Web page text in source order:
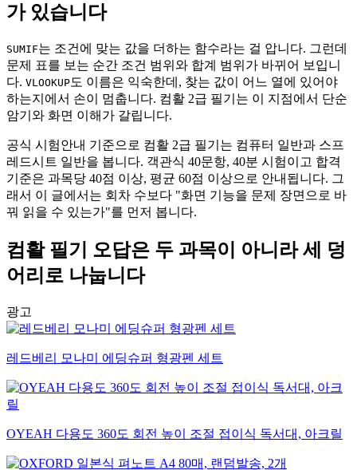
가 있습니다
SUMIF는 조건에 맞는 값을 더하는 함수라는 걸 압니다. 그런데
문제 표를 보는 순간 조건 범위와 합계 범위가 바뀌어 보입니
다. VLOOKUP도 이름은 익숙한데, 찾는 값이 어느 열에 있어야
하는지에서 손이 멈춥니다. 컴활 2급 필기는 이 지점에서 단순
암기와 화면 이해가 갈립니다.
공식 시험안내 기준으로 컴활 2급 필기는 컴퓨터 일반과 스프
레드시트 일반을 봅니다. 객관식 40문항, 40분 시험이고 합격
기준은 과목당 40점 이상, 평균 60점 이상으로 안내됩니다. 그
래서 이 글에서는 회차 수보다 "화면 기능을 문제 장면으로 바
꿔 읽을 수 있는가"를 먼저 봅니다.
컴활 필기 오답은 두 과목이 아니라 세 덩
어리로 나눕니다
광고
레드베리 모나미 에딩슈퍼 형광펜 세트
OYEAH 다용도 360도 회전 높이 조절 접이식 독서대, 아크릴